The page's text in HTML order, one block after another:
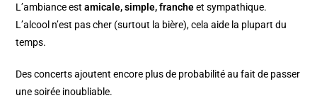
L’ambiance estamicale, simple, francheet sympathique.
L’alcool n’est pas cher (surtout la bière), cela aide la plupart du
temps.
Des concerts ajoutent encore plus de probabilité au fait de passer
une soirée inoubliable.